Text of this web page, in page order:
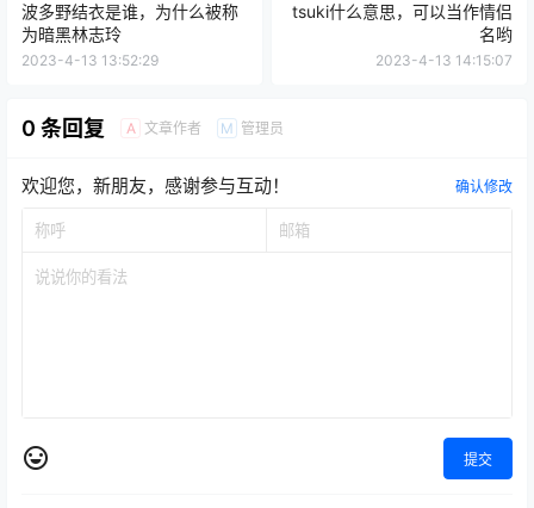
波多野结衣是谁，为什么被称
为暗黑林志玲
2023-4-13 13:52:29
tsuki什么意思，可以当作情侣
名哟
2023-4-13 14:15:07
0 条回复 A 文章作者 M 管理员
欢迎您，新朋友，感谢参与互动！ 确认修改
提交